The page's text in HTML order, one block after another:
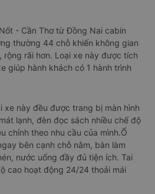
- Cần Thơ từ Đồng Nai cabin
thường 44 chỗ khiến không gian
rộng rãi hơn. Loại xe này được tích
giúp hành khách có 1 hành trình
xe này đều được trang bị màn hình
lạnh, đèn đọc sách nhiều chế độ
chỉnh theo nhu cầu của mình.Ổ
bên cạnh chỗ nằm, bàn làm
nước uống đầy đủ tiện ích. Tai
cao hoạt động 24/24 thoải mái